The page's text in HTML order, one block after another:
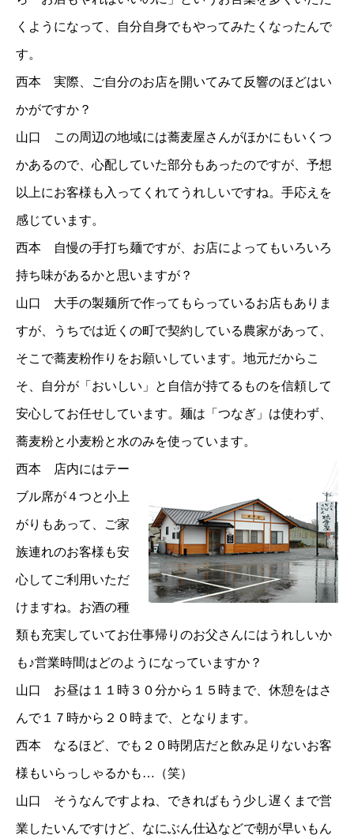
くようになって、自分自身でもやってみたくなったんで
す。
西本 実際、ご自分のお店を開いてみて反響のほどはい
かがですか？
山口 この周辺の地域には蕎麦屋さんがほかにもいくつ
かあるので、心配していた部分もあったのですが、予想
以上にお客様も入ってくれてうれしいですね。手応えを
感じています。
西本 自慢の手打ち麺ですが、お店によってもいろいろ
持ち味があるかと思いますが？
山口 大手の製麺所で作ってもらっているお店もありま
すが、うちでは近くの町で契約している農家があって、
そこで蕎麦粉作りをお願いしています。地元だからこ
そ、自分が「おいしい」と自信が持てるものを信頼して
安心してお任せしています。麺は「つなぎ」は使わず、
蕎麦粉と小麦粉と水のみを使っています。
西本 店内にはテー
ブル席が４つと小上
がりもあって、ご家
族連れのお客様も安
心してご利用いただ
けますね。お酒の種
類も充実していてお仕事帰りのお父さんにはうれしいか
も♪営業時間はどのようになっていますか？
山口 お昼は１１時３０分から１５時まで、休憩をはさ
んで１７時から２０時まで、となります。
西本 なるほど、でも２０時閉店だと飲み足りないお客
様もいらっしゃるかも…（笑）
山口 そうなんですよね、できればもう少し遅くまで営
業したいんですけど、なにぶん仕込などで朝が早いもん